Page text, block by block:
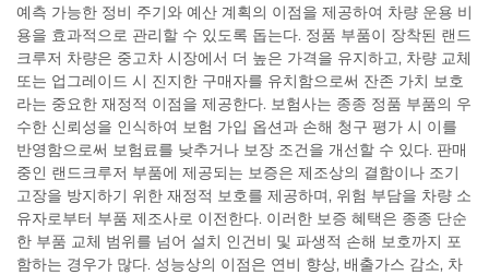
예측 가능한 정비 주기와 예산 계획의 이점을 제공하여 차량 운용 비
용을 효과적으로 관리할 수 있도록 돕는다. 정품 부품이 장착된 랜드
크루저 차량은 중고차 시장에서 더 높은 가격을 유지하고, 차량 교체
또는 업그레이드 시 진지한 구매자를 유치함으로써 잔존 가치 보호
라는 중요한 재정적 이점을 제공한다. 보험사는 종종 정품 부품의 우
수한 신뢰성을 인식하여 보험 가입 옵션과 손해 청구 평가 시 이를
반영함으로써 보험료를 낮추거나 보장 조건을 개선할 수 있다. 판매
중인 랜드크루저 부품에 제공되는 보증은 제조상의 결함이나 조기
고장을 방지하기 위한 재정적 보호를 제공하며, 위험 부담을 차량 소
유자로부터 부품 제조사로 이전한다. 이러한 보증 혜택은 종종 단순
한 부품 교체 범위를 넘어 설치 인건비 및 파생적 손해 보호까지 포
함하는 경우가 많다. 성능상의 이점은 연비 향상, 배출가스 감소, 차